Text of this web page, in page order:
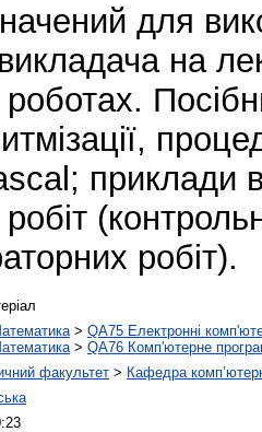
для
на
приклади
робіт).
> QA75 Електронні
> QA76 Комп'ютерне
факультет > Кафедра